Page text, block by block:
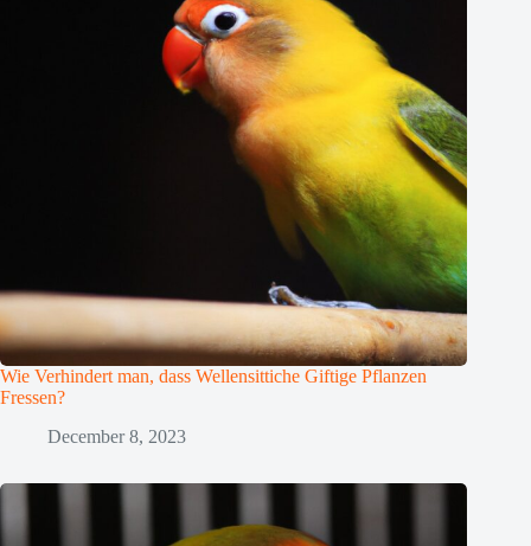
Wie Verhindert man, dass Wellensittiche Giftige Pflanzen
Fressen?
December 8, 2023